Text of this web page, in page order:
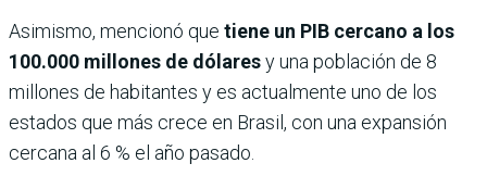
Asimismo, mencionó que tiene un PIB cercano a los
100.000 millones de dólaresy una población de 8
millones de habitantes y es actualmente uno de los
estados que más crece en Brasil, con una expansión
cercana al 6 % el año pasado.